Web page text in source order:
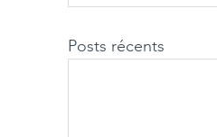
Posts récents